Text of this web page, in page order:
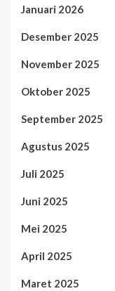
Januari 2026
Desember 2025
November 2025
Oktober 2025
September 2025
Agustus 2025
Juli 2025
Juni 2025
Mei 2025
April 2025
Maret 2025